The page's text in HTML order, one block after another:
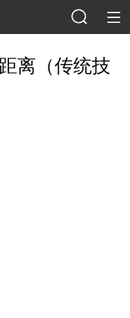
离（传统技